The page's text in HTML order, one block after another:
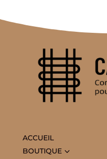
ACCUEIL
BOUTIQUE3